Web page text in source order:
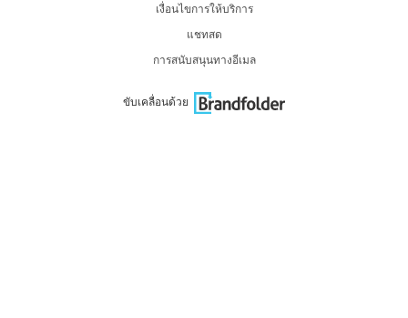
เงื่อนไขการให้บริการ
แชทสด
การสนับสนุนทางอีเมล
ขับเคลื่อนด้วย